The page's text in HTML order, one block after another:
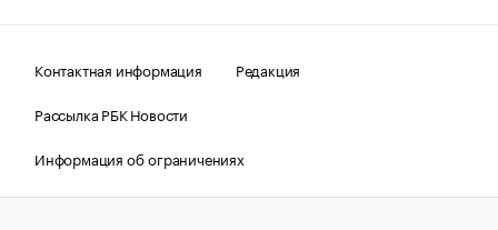
Контактная информация
Редакция
Рассылка РБК Новости
Информация об ограничениях
Правовая информация
О соблюдении авторских прав